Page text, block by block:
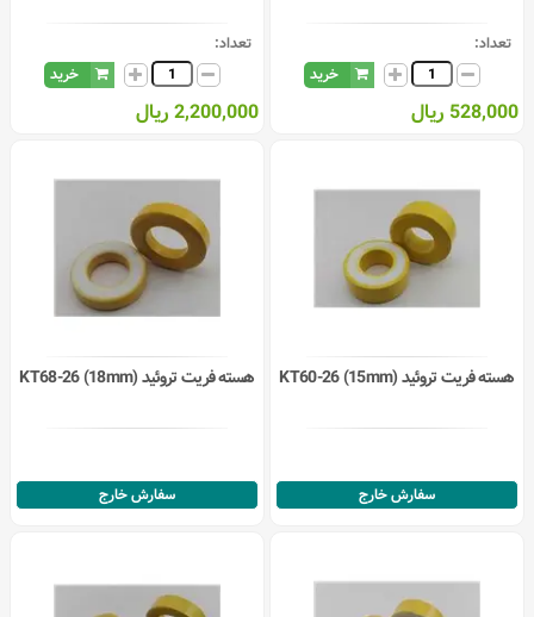
تعداد:
خرید
528,000 ریال
تعداد:
خرید
2,200,000 ریال
هسته فریت تروئید KT60-26 (15mm)
سفارش خارج
هسته فریت تروئید KT68-26 (18mm)
سفارش خارج